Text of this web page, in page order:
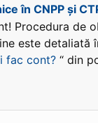
în CNPP și
Procedura de
este detaliată
fac cont? “ din